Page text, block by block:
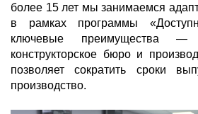
более 15 лет мы занимаемся
в рамках программы
ключевые преимущества —
конструкторское бюро и
позволяет сократить сроки
производство.